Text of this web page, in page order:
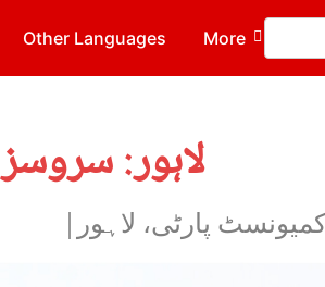
Other Languages More
لاہور:
پارٹی، لاہور|